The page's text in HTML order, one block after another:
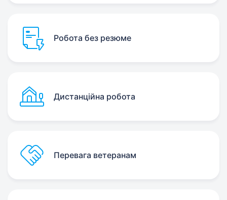
Робота без резюме
Дистанційна робота
Перевага ветеранам